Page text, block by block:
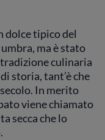
dolce tipico del
ma è stato
culinaria
storia, tant’è che
In merito
viene chiamato
secca che lo